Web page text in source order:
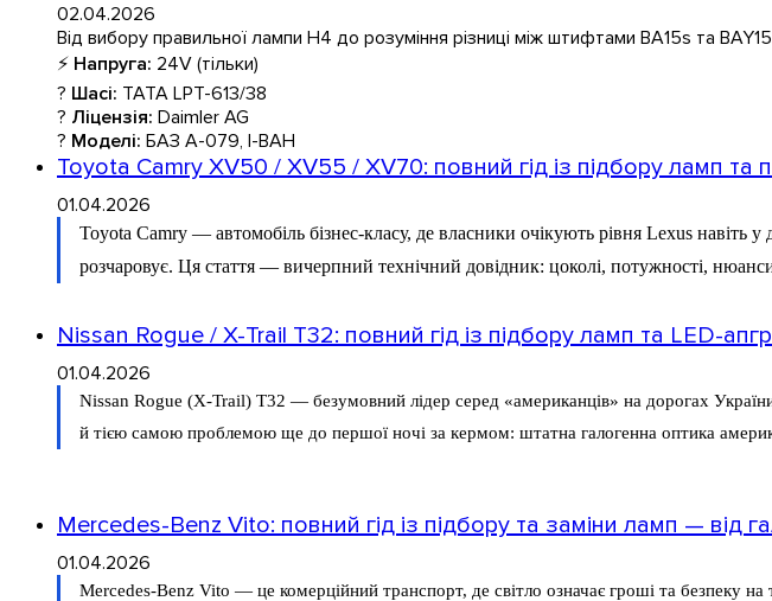
02.04.2026
Від вибору правильної лампи H4 до розуміння різниці між штифтами BA15s та
⚡ Напруга: 24V (тільки)
? Шасі: TATA LPT-613/38
? Ліцензія: Daimler AG
? Моделі: БАЗ А-079, І-ВАН
Toyota Camry XV50 / XV55 / XV70: повний гід із підбору ламп та
01.04.2026
Toyota Camry — автомобіль бізнес-класу, де власники очікують рівня Lexus
розчаровує. Ця стаття — вичерпний технічний довідник: цоколі, потужності,
Nissan Rogue / X-Trail T32: повний гід із підбору ламп та LED-
01.04.2026
Nissan Rogue (X-Trail) T32 — безумовний лідер серед «американців» на дорогах
й тією самою проблемою ще до першої ночі за кермом: штатна галогенна оптика
Mercedes-Benz Vito: повний гід із підбору та заміни ламп — від
01.04.2026
Mercedes-Benz Vito — це комерційний транспорт, де світло означає гроші та безпеку